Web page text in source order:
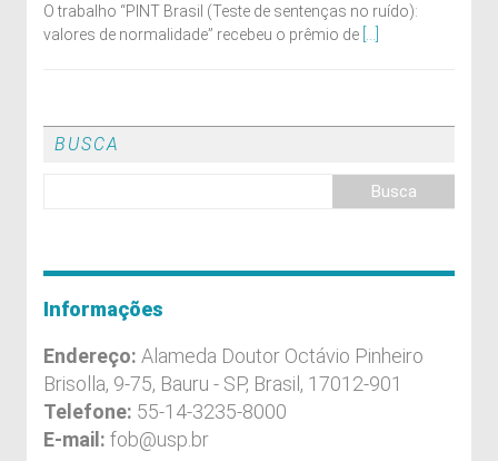
O trabalho “PINT Brasil (Teste de sentenças no ruído):
valores de normalidade” recebeu o prêmio de
BUSCA
Informações
Endereço: Alameda Doutor Octávio Pinheiro
Brisolla, 9-75, Bauru - SP, Brasil, 17012-901
Telefone: 55-14-3235-8000
E-mail: fob@usp.br